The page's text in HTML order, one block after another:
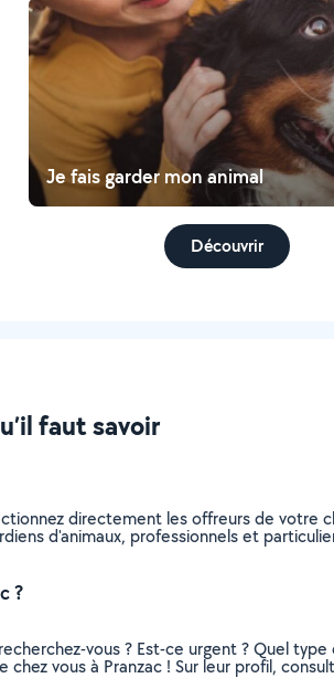
Je fais garder mon animal
Découvrir
faut savoir
directement les offreurs de
d'animaux, professionnels et
?
vous ? Est-ce urgent ? Quel
vous à Pranzac ! Sur leur profil,